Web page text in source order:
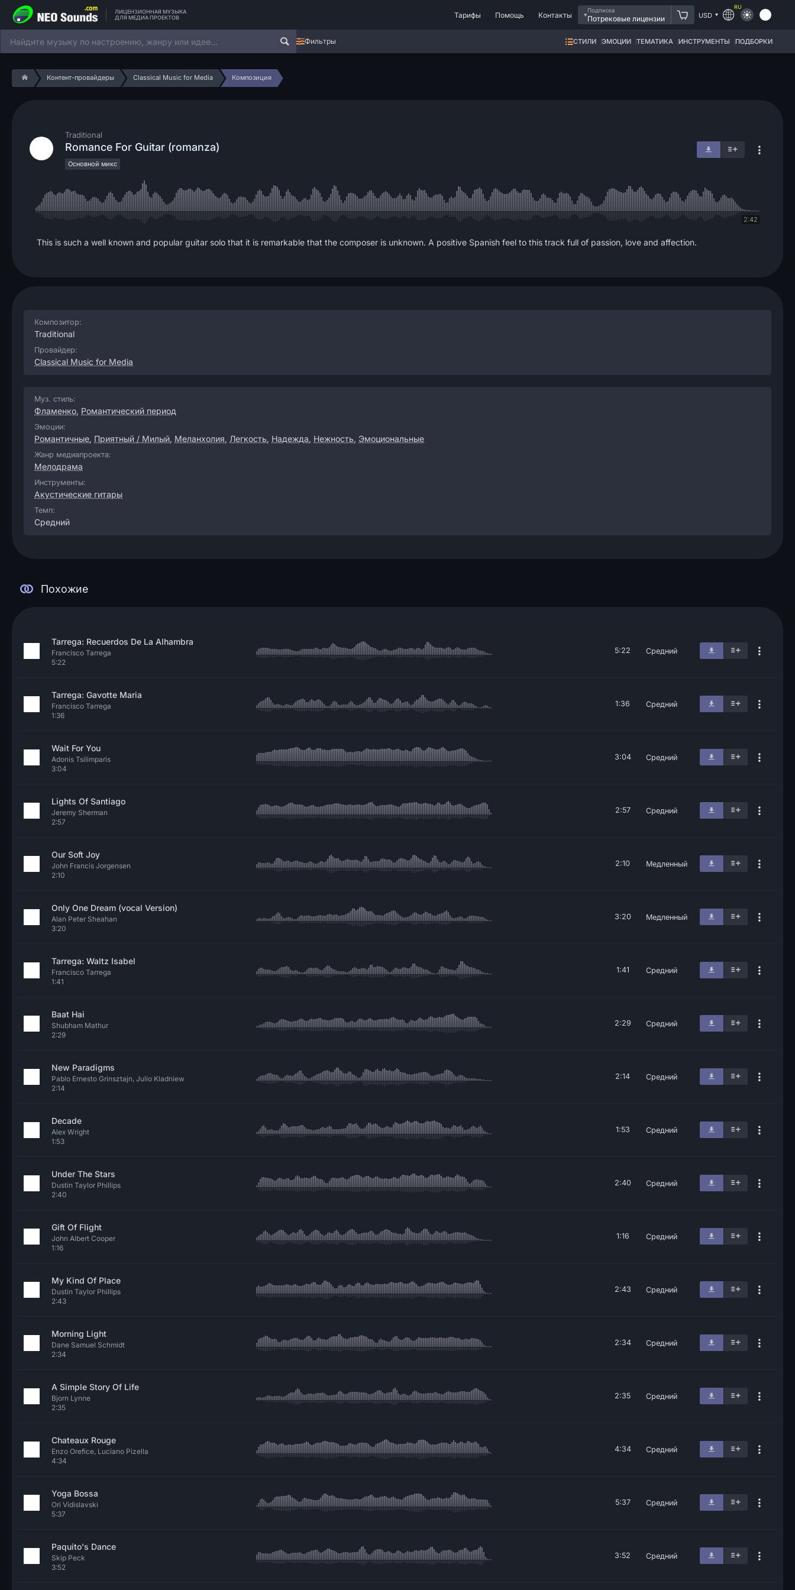
ЛИЦЕНЗИОННАЯ МУЗЫКА
ДЛЯ МЕДИА ПРОЕКТОВ
Тарифы Помощь Контакты
Подписка
Потрековые лицензии USD
RU
Фильтры СТИЛИ ЭМОЦИИ ТЕМАТИКА ИНСТРУМЕНТЫ ПОДБОРКИ
Контент-провайдеры Classical Music for Media Композиция
Traditional
Romance For Guitar (romanza)
Основной микс
2:42
This is such a well known and popular guitar solo that it is remarkable that the composer is unknown. A positive Spanish feel to this track full of passion, love and affection.
Композитор:
Traditional
Провайдер:
Classical Music for Media
Муз. стиль:
Фламенко, Романтический период
Эмоции:
Романтичные, Приятный / Милый, Меланхолия, Легкость, Надежда, Нежность, Эмоциональные
Жанр медиапроекта:
Мелодрама
Инструменты:
Акустические гитары
Темп:
Средний
Похожие
Tarrega: Recuerdos De La Alhambra
Francisco Tarrega
5:22
5:22 Средний
Tarrega: Gavotte Maria
Francisco Tarrega
1:36
1:36 Средний
Wait For You
Adonis Tsilimparis
3:04
3:04 Средний
Lights Of Santiago
Jeremy Sherman
2:57
2:57 Средний
Our Soft Joy
John Francis Jorgensen
2:10
2:10 Медленный
Only One Dream (vocal Version)
Alan Peter Sheahan
3:20
3:20 Медленный
Tarrega: Waltz Isabel
Francisco Tarrega
1:41
1:41 Средний
Baat Hai
Shubham Mathur
2:29
2:29 Средний
New Paradigms
Pablo Ernesto Grinsztajn, Julio Kladniew
2:14
2:14 Средний
Decade
Alex Wright
1:53
1:53 Средний
Under The Stars
Dustin Taylor Phillips
2:40
2:40 Средний
Gift Of Flight
John Albert Cooper
1:16
1:16 Средний
My Kind Of Place
Dustin Taylor Phillips
2:43
2:43 Средний
Morning Light
Dane Samuel Schmidt
2:34
2:34 Средний
A Simple Story Of Life
Bjorn Lynne
2:35
2:35 Средний
Chateaux Rouge
Enzo Orefice, Luciano Pizella
4:34
4:34 Средний
Yoga Bossa
Ori Vidislavski
5:37
5:37 Средний
Paquito's Dance
Skip Peck
3:52
3:52 Средний